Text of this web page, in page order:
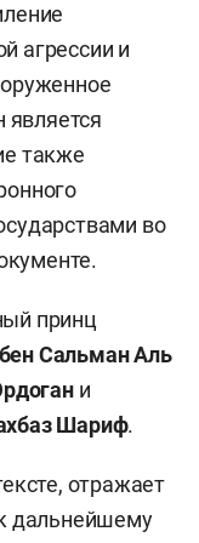
агрессии и
является
также
во
принц
Сальман Аль
и
Шариф.
отражает
дальнейшему